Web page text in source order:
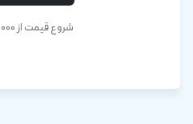
شروع قیمت از ۴۱۹/۰۰۰ تومان